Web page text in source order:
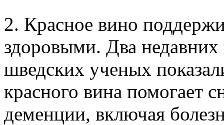
2. Красное вино
здоровыми. Два недавних
шведских ученых
красного вина помогает
деменции, включая